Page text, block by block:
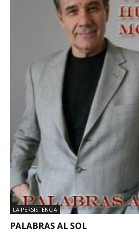
LA PERSISTENCIA
PALABRAS AL SOL